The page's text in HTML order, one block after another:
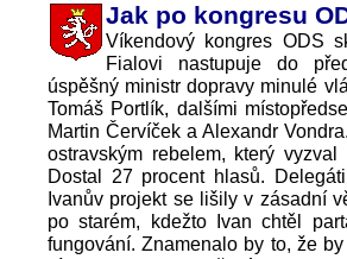
Jak po kongresu
Víkendový kongres ODS
Fialovi nastupuje do
úspěšný ministr dopravy minulé
Tomáš Portlík, dalšími
Martin Červíček a Alexandr
ostravským rebelem, který
Dostal 27 procent hlasů.
Ivanův projekt se lišily v zásadní
po starém, kdežto Ivan chtěl
fungování. Znamenalo by to, že